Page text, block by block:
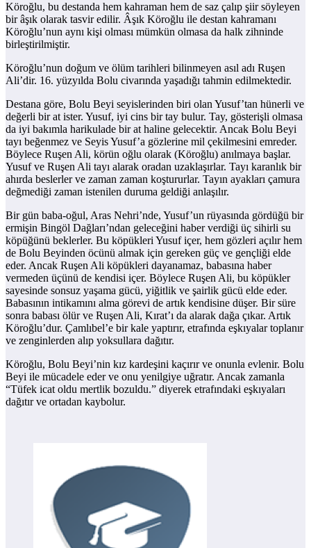
Köroğlu, bu destanda hem kahraman hem de saz çalıp şiir söyleyen
bir âşık olarak tasvir edilir. Âşık Köroğlu ile destan kahramanı
Köroğlu’nun aynı kişi olması mümkün olmasa da halk zihninde
birleştirilmiştir.
Köroğlu’nun doğum ve ölüm tarihleri bilinmeyen asıl adı Ruşen
Ali’dir. 16. yüzyılda Bolu civarında yaşadığı tahmin edilmektedir.
Destana göre, Bolu Beyi seyislerinden biri olan Yusuf’tan hünerli ve
değerli bir at ister. Yusuf, iyi cins bir tay bulur. Tay, gösterişli olmasa
da iyi bakımla harikulade bir at haline gelecektir. Ancak Bolu Beyi
tayı beğenmez ve Seyis Yusuf’a gözlerine mil çekilmesini emreder.
Böylece Ruşen Ali, körün oğlu olarak (Köroğlu) anılmaya başlar.
Yusuf ve Ruşen Ali tayı alarak oradan uzaklaşırlar. Tayı karanlık bir
ahırda beslerler ve zaman zaman koştururlar. Tayın ayakları çamura
değmediği zaman istenilen duruma geldiği anlaşılır.
Bir gün baba-oğul, Aras Nehri’nde, Yusuf’un rüyasında gördüğü bir
ermişin Bingöl Dağları’ndan geleceğini haber verdiği üç sihirli su
köpüğünü beklerler. Bu köpükleri Yusuf içer, hem gözleri açılır hem
de Bolu Beyinden öcünü almak için gereken güç ve gençliği elde
eder. Ancak Ruşen Ali köpükleri dayanamaz, babasına haber
vermeden üçünü de kendisi içer. Böylece Ruşen Ali, bu köpükler
sayesinde sonsuz yaşama gücü, yiğitlik ve şairlik gücü elde eder.
Babasının intikamını alma görevi de artık kendisine düşer. Bir süre
sonra babası ölür ve Ruşen Ali, Kırat’ı da alarak dağa çıkar. Artık
Köroğlu’dur. Çamlıbel’e bir kale yaptırır, etrafında eşkıyalar toplanır
ve zenginlerden alıp yoksullara dağıtır.
Köroğlu, Bolu Beyi’nin kız kardeşini kaçırır ve onunla evlenir. Bolu
Beyi ile mücadele eder ve onu yenilgiye uğratır. Ancak zamanla
“Tüfek icat oldu mertlik bozuldu.” diyerek etrafındaki eşkıyaları
dağıtır ve ortadan kaybolur.